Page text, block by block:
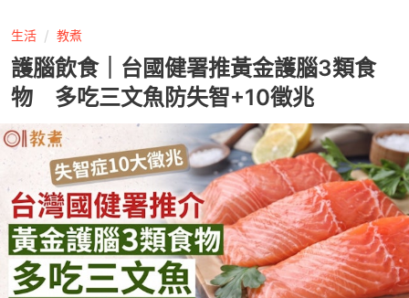
生活 教煮
護腦飲食｜台國健署推黃金護腦3類食
物 多吃三文魚防失智+10徵兆